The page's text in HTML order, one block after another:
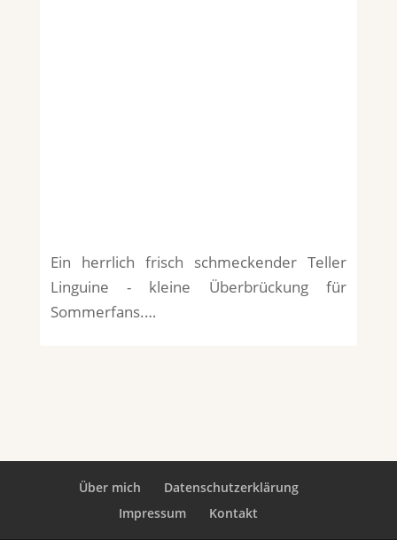
Ein herrlich frisch schmeckender Teller
Linguine - kleine Überbrückung für
Sommerfans.…
Über mich
Datenschutzerklärung
Impressum
Kontakt